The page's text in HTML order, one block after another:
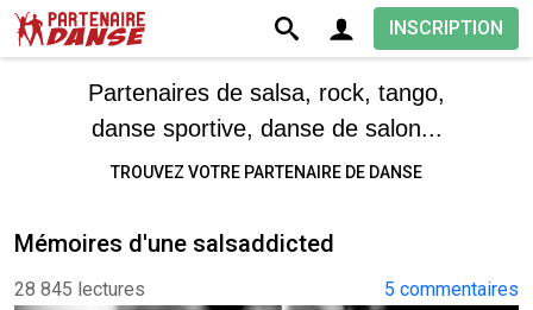
INSCRIPTION
Partenaires de salsa, rock, tango,
danse sportive, danse de salon...
TROUVEZ VOTRE PARTENAIRE DE DANSE
Mémoires d'une salsaddicted
28 845 lectures 5 commentaires